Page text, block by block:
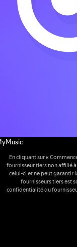
En cliquant sur «
fournisseur tiers non affilié
celui-ci et ne peut garantir
fournisseurs tiers est
confidentialité du